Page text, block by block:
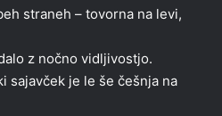
straneh – tovorna na levi,
z nočno vidljivostjo.
sajavček je le še češnja na